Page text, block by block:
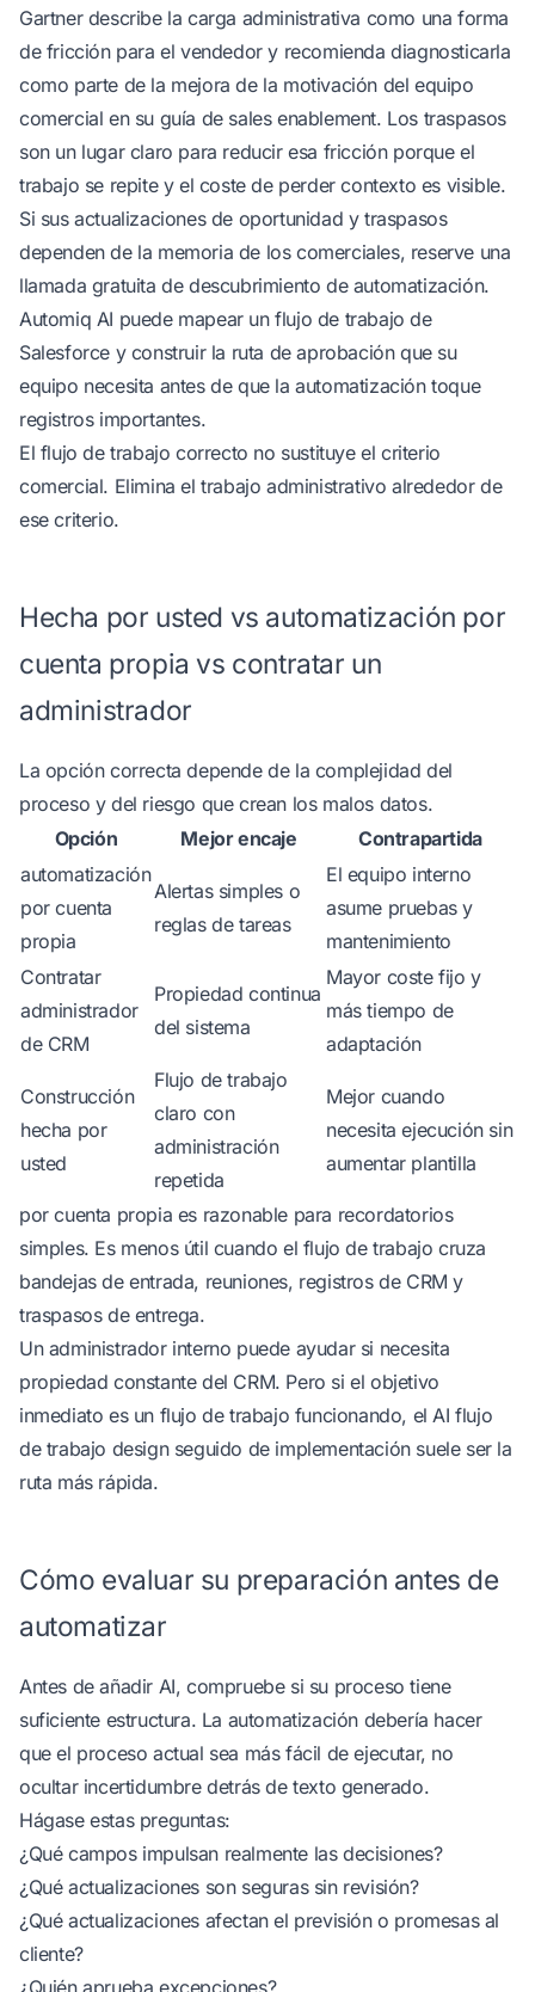
Gartner describe la carga administrativa como una forma
de fricción para el vendedor y recomienda diagnosticarla
como parte de la mejora de la motivación del equipo
comercial en su guía de sales enablement. Los traspasos
son un lugar claro para reducir esa fricción porque el
trabajo se repite y el coste de perder contexto es visible.
Si sus actualizaciones de oportunidad y traspasos
dependen de la memoria de los comerciales, reserve una
llamada gratuita de descubrimiento de automatización.
Automiq AI puede mapear un flujo de trabajo de
Salesforce y construir la ruta de aprobación que su
equipo necesita antes de que la automatización toque
registros importantes.
El flujo de trabajo correcto no sustituye el criterio
comercial. Elimina el trabajo administrativo alrededor de
ese criterio.
Hecha por usted vs automatización por
cuenta propia vs contratar un
administrador
La opción correcta depende de la complejidad del
proceso y del riesgo que crean los malos datos.
Opción
Mejor encaje
Contrapartida
automatización
por cuenta
propia
Alertas simples o
reglas de tareas
El equipo interno
asume pruebas y
mantenimiento
Contratar
administrador
de CRM
Propiedad continua
del sistema
Mayor coste fijo y
más tiempo de
adaptación
Construcción
hecha por
usted
Flujo de trabajo
claro con
administración
repetida
Mejor cuando
necesita ejecución sin
aumentar plantilla
por cuenta propia es razonable para recordatorios
simples. Es menos útil cuando el flujo de trabajo cruza
bandejas de entrada, reuniones, registros de CRM y
traspasos de entrega.
Un administrador interno puede ayudar si necesita
propiedad constante del CRM. Pero si el objetivo
inmediato es un flujo de trabajo funcionando, elAI flujo
de trabajo designseguido de implementación suele ser la
ruta más rápida.
Cómo evaluar su preparación antes de
automatizar
Antes de añadir AI, compruebe si su proceso tiene
suficiente estructura. La automatización debería hacer
que el proceso actual sea más fácil de ejecutar, no
ocultar incertidumbre detrás de texto generado.
Hágase estas preguntas:
¿Qué campos impulsan realmente las decisiones?
¿Qué actualizaciones son seguras sin revisión?
¿Qué actualizaciones afectan el previsión o promesas al
cliente?
¿Quién aprueba excepciones?